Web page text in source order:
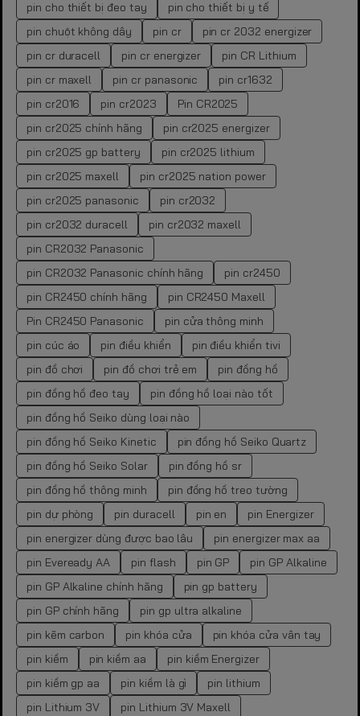
pin cho thiết bị đeo tay
pin cho thiết bị y tế
pin chuột không dây
pin cr
pin cr 2032 energizer
pin cr duracell
pin cr energizer
pin CR Lithium
pin cr maxell
pin cr panasonic
pin cr1632
pin cr2016
pin cr2023
Pin CR2025
pin cr2025 chính hãng
pin cr2025 energizer
pin cr2025 gp battery
pin cr2025 lithium
pin cr2025 maxell
pin cr2025 nation power
pin cr2025 panasonic
pin cr2032
pin cr2032 duracell
pin cr2032 maxell
pin CR2032 Panasonic
pin CR2032 Panasonic chính hãng
pin cr2450
pin CR2450 chính hãng
pin CR2450 Maxell
Pin CR2450 Panasonic
pin cửa thông minh
pin cúc áo
pin điều khiển
pin điều khiển tivi
pin đồ chơi
pin đồ chơi trẻ em
pin đồng hồ
pin đồng hồ đeo tay
pin đồng hồ loại nào tốt
pin đồng hồ Seiko dùng loại nào
pin đồng hồ Seiko Kinetic
pin đồng hồ Seiko Quartz
pin đồng hồ Seiko Solar
pin đồng hồ sr
pin đồng hồ thông minh
pin đồng hồ treo tường
pin dự phòng
pin duracell pin en
pin Energizer
pin energizer dùng được bao lâu
pin energizer max aa
pin Eveready AA
pin flash pin GP
pin GP Alkaline
pin GP Alkaline chính hãng
pin gp battery
pin GP chính hãng
pin gp ultra alkaline
pin kẽm carbon
pin khóa cửa
pin khóa cửa vân tay
pin kiềm
pin kiềm aa
pin kiềm Energizer
pin kiềm gp aa
pin kiềm là gì
pin lithium
pin Lithium 3V
pin Lithium 3V Maxell